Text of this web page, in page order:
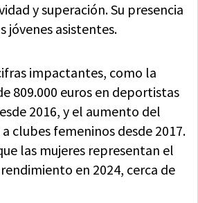
y superación. Su presencia
jóvenes asistentes.
impactantes, como la
809.000 euros en deportistas
2016, y el aumento del
clubes femeninos desde 2017.
las mujeres representan el
en 2024, cerca de